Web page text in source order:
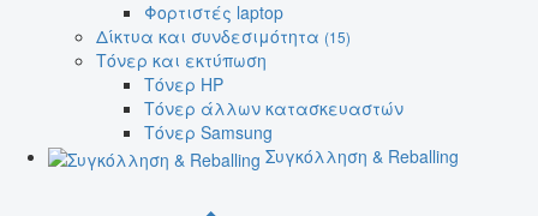
Φορτιστές laptop
Δίκτυα και συνδεσιμότητα (15)
Τόνερ και εκτύπωση
Τόνερ HP
Τόνερ άλλων κατασκευαστών
Τόνερ Samsung
Συγκόλληση & Reballing